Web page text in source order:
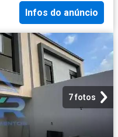
Infos do anúncio
7 fotos